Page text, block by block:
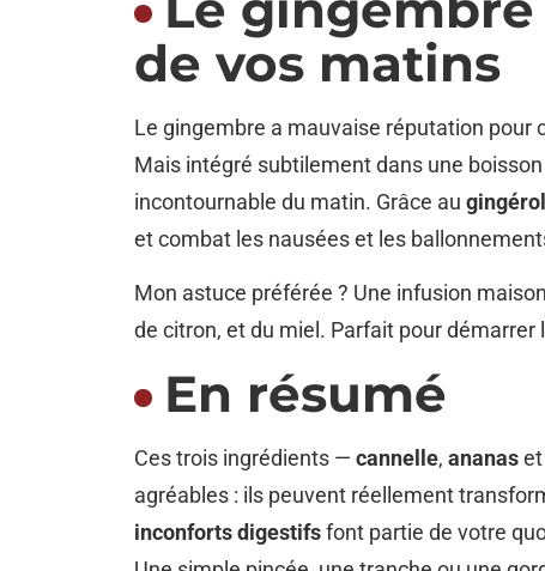
de vos matins
Le gingembre a mauvaise réputation pour
Mais intégré subtilement dans une
incontournable du matin. Grâce au gingérol
et combat les nausées et les
Mon astuce préférée ? Une infusion
de citron, et du miel. Parfait pour
En résumé
Ces trois ingrédients — cannelle, ananas et
agréables : ils peuvent réellement
inconforts digestifs font partie de votre